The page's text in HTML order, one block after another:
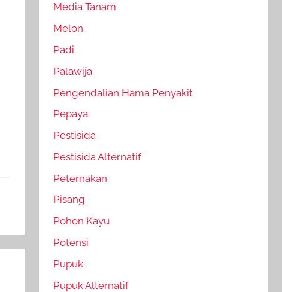
Media Tanam
Melon
Padi
Palawija
Pengendalian Hama Penyakit
Pepaya
Pestisida
Pestisida Alternatif
Peternakan
Pisang
Pohon Kayu
Potensi
Pupuk
Pupuk Alternatif